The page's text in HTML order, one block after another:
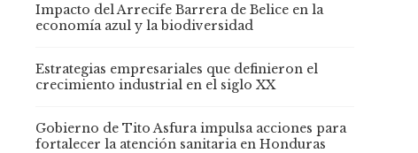
Impacto del Arrecife Barrera de Belice en la
economía azul y la biodiversidad
Estrategias empresariales que definieron el
crecimiento industrial en el siglo XX
Gobierno de Tito Asfura impulsa acciones para
fortalecer la atención sanitaria en Honduras